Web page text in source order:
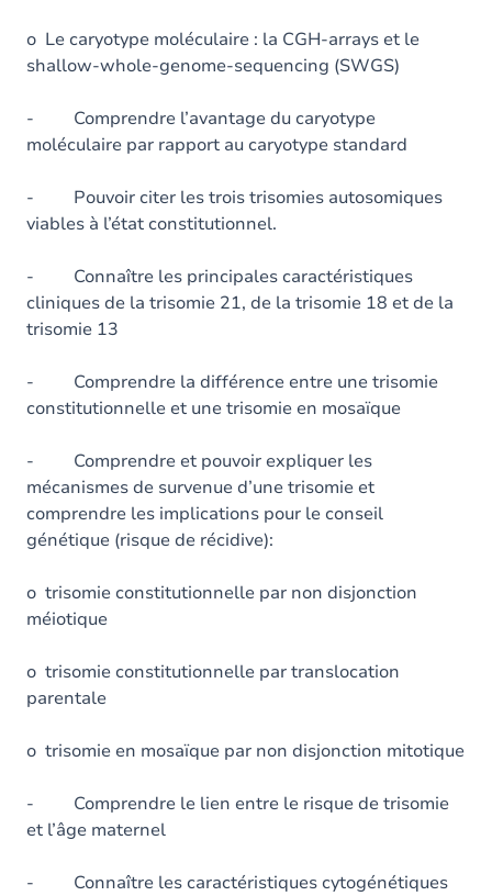
o Le caryotype moléculaire : la CGH-arrays et le
shallow-whole-genome-sequencing (SWGS)
- Comprendre l’avantage du caryotype
moléculaire par rapport au caryotype standard
- Pouvoir citer les trois trisomies autosomiques
viables à l’état constitutionnel.
- Connaître les principales caractéristiques
cliniques de la trisomie 21, de la trisomie 18 et de la
trisomie 13
- Comprendre la différence entre une trisomie
constitutionnelle et une trisomie en mosaïque
- Comprendre et pouvoir expliquer les
mécanismes de survenue d’une trisomie et
comprendre les implications pour le conseil
génétique (risque de récidive):
o trisomie constitutionnelle par non disjonction
méiotique
o trisomie constitutionnelle par translocation
parentale
o trisomie en mosaïque par non disjonction mitotique
- Comprendre le lien entre le risque de trisomie
et l’âge maternel
- Connaître les caractéristiques cytogénétiques